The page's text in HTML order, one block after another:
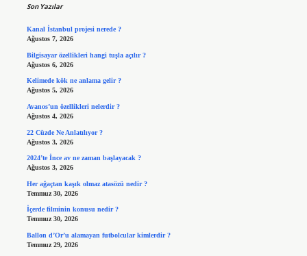
Son Yazılar
Kanal İstanbul projesi nerede ?
Ağustos 7, 2026
Bilgisayar özellikleri hangi tuşla açılır ?
Ağustos 6, 2026
Kelimede kök ne anlama gelir ?
Ağustos 5, 2026
Avanos’un özellikleri nelerdir ?
Ağustos 4, 2026
22 Cüzde Ne Anlatılıyor ?
Ağustos 3, 2026
2024’te İnce av ne zaman başlayacak ?
Ağustos 3, 2026
Her ağaçtan kaşık olmaz atasözü nedir ?
Temmuz 30, 2026
İçerde filminin konusu nedir ?
Temmuz 30, 2026
Ballon d’Or’u alamayan futbolcular kimlerdir ?
Temmuz 29, 2026